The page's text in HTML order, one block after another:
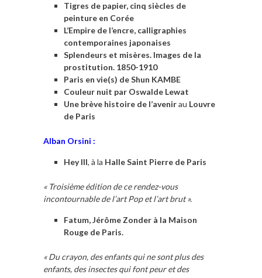
Tigres de papier, cinq siècles de
peinture en Corée
L’Empire de l’encre, calligraphies
contemporaines japonaises
Splendeurs et misères. Images de la
prostitution. 1850-1910
Paris en vie(s) de Shun KAMBE
Couleur nuit par Oswalde Lewat
Une brève histoire de l’avenirau Louvre
de Paris
Alban Orsini :
Hey III, à la Halle Saint Pierre de Paris
« Troisième édition de ce rendez-vous
incontournable de l’art Pop et l’art brut ».
Fatum, Jérôme Zonder à la Maison
Rouge de Paris.
« Du crayon, des enfants qui ne sont plus des
enfants, des insectes qui font peur et des